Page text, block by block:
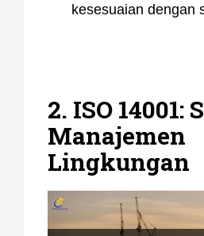
kesesuaian dengan
2. ISO 14001:
Manajemen
Lingkungan